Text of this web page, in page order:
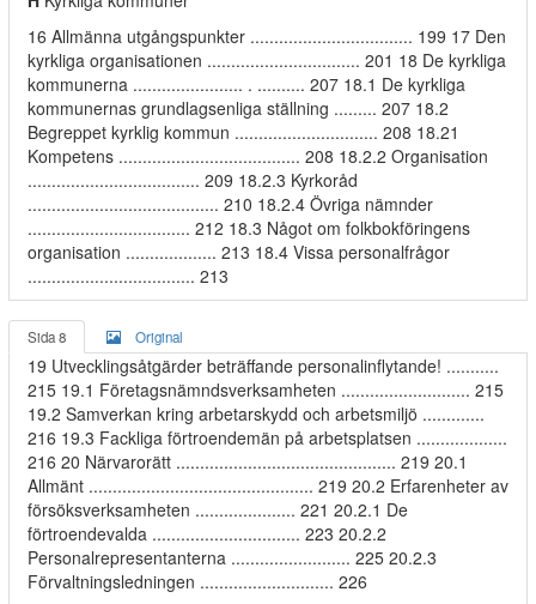
16 Allmänna utgångspunkter .................................. 199 17 Den
kyrkliga organisationen ................................ 201 18 De kyrkliga
kommunerna ....................... . .......... 207 18.1 De kyrkliga
kommunernas grundlagsenliga ställning ......... 207 18.2
Begreppet kyrklig kommun .............................. 208 18.21
Kompetens ...................................... 208 18.2.2 Organisation
.................................... 209 18.2.3 Kyrkoråd
........................................ 210 18.2.4 Övriga nämnder
.................................. 212 18.3 Något om folkbokföringens
organisation ................... 213 18.4 Vissa personalfrågor
................................... 213
Sida 8 Original
19 Utvecklingsåtgärder beträffande personalinflytande! ...........
215 19.1 Företagsnämndsverksamheten ........................... 215
19.2 Samverkan kring arbetarskydd och arbetsmiljö .............
216 19.3 Fackliga förtroendemän på arbetsplatsen ...................
216 20 Närvarorätt .............................................. 219 20.1
Allmänt ............................................... 219 20.2 Erfarenheter av
försöksverksamheten ..................... 221 20.2.1 De
förtroendevalda ............................... 223 20.2.2
Personalrepresentanterna ......................... 225 20.2.3
Förvaltningsledningen ............................ 226